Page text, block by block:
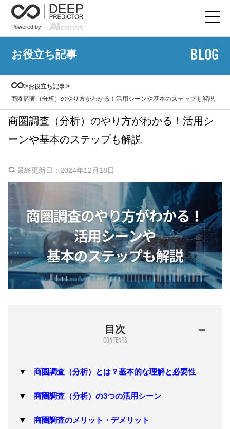
Powered by
お役立ち記事 BLOG
>お役立ち記事>
商圏調査（分析）のやり方がわかる！活用シーンや基本のステップも解説
商圏調査（分析）のやり方がわかる！活用シ
ーンや基本のステップも解説
最終更新日： 2024年12月18日
目次
商圏調査（分析）とは？基本的な理解と必要性
商圏調査（分析）の3つの活用シーン
商圏調査のメリット・デメリット